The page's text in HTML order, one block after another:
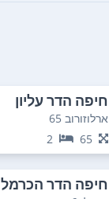
חיפה הדר עליון
ארלוזורוב 65
65
2
חיפה הדר הכרמל